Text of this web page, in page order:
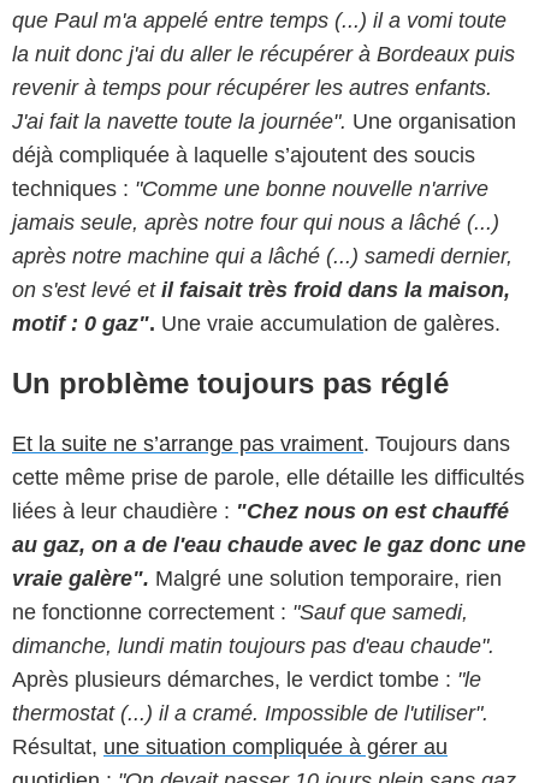
que Paul m'a appelé entre temps (...) il a vomi toute
la nuit donc j'ai du aller le récupérer à Bordeaux puis
revenir à temps pour récupérer les autres enfants.
J'ai fait la navette toute la journée". Une organisation
déjà compliquée à laquelle s’ajoutent des soucis
techniques : "Comme une bonne nouvelle n'arrive
jamais seule, après notre four qui nous a lâché (...)
après notre machine qui a lâché (...) samedi dernier,
on s'est levé et il faisait très froid dans la maison,
motif : 0 gaz". Une vraie accumulation de galères.
Un problème toujours pas réglé
Et la suite ne s’arrange pas vraiment. Toujours dans
cette même prise de parole, elle détaille les difficultés
liées à leur chaudière : "Chez nous on est chauffé
au gaz, on a de l'eau chaude avec le gaz donc une
vraie galère". Malgré une solution temporaire, rien
ne fonctionne correctement : "Sauf que samedi,
dimanche, lundi matin toujours pas d'eau chaude".
Après plusieurs démarches, le verdict tombe : "le
thermostat (...) il a cramé. Impossible de l'utiliser".
Résultat, une situation compliquée à gérer au